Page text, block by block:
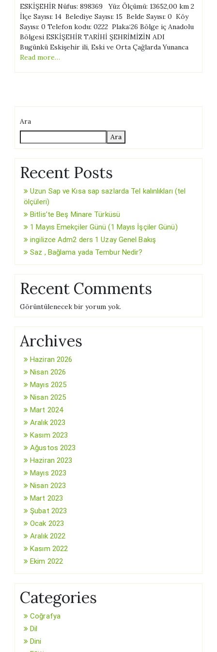
ESKİŞEHİR Nüfus: 898369 Yüz Ölçümü: 13652,00 km 2
İlçe Sayısı: 14 Belediye Sayısı: 15 Belde Sayısı: 0 Köy
Sayısı: 0 Telefon kodu: 0222 Plaka:26 Bölge iç Anadolu
Bölgesi ESKİŞEHİR TARİHİ ŞEHRİMİZİN ADI
Bugünkü Eskişehir ili, Eski ve Orta Çağlarda Yunanca
Read more…
Ara
Ara
Recent Posts
Uzun Sap ve Kısa sap sazlarda Tel kalınlıkları (tel
ölçüleri)
Bitlis’te Beş Minare Türküsü
1 Mayıs Emekçiler Günü (1 Mayıs İşçiler Günü)
ingilizce Adm2 ders 1 Uzay Genel Bakış
Saz , Bağlama yada Tembur Nedir?
Recent Comments
Görüntülenecek bir yorum yok.
Archives
Haziran 2026
Nisan 2026
Mayıs 2025
Nisan 2025
Mart 2024
Aralık 2023
Kasım 2023
Ağustos 2023
Haziran 2023
Mayıs 2023
Nisan 2023
Mart 2023
Şubat 2023
Ocak 2023
Aralık 2022
Kasım 2022
Ekim 2022
Categories
Coğrafya
Dil
Dini